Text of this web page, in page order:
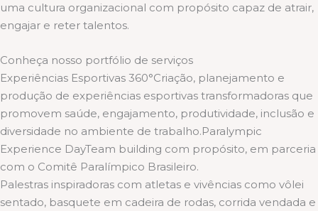
uma cultura organizacional com propósito capaz de atrair,
engajar e reter talentos.
Conheça nosso portfólio de serviços
Experiências Esportivas 360°Criação, planejamento e
produção de experiências esportivas transformadoras que
promovem saúde, engajamento, produtividade, inclusão e
diversidade no ambiente de trabalho.Paralympic
Experience DayTeam building com propósito, em parceria
com o Comitê Paralímpico Brasileiro.
Palestras inspiradoras com atletas e vivências como vôlei
sentado, basquete em cadeira de rodas, corrida vendada e